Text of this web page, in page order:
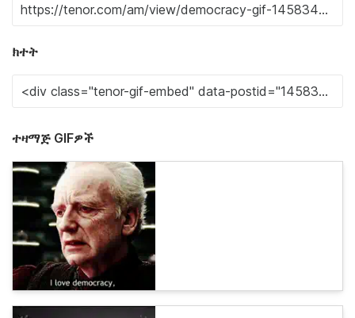
ክተት
ተዛማጅ GIFዎች